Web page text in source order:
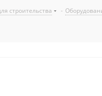
строительства -